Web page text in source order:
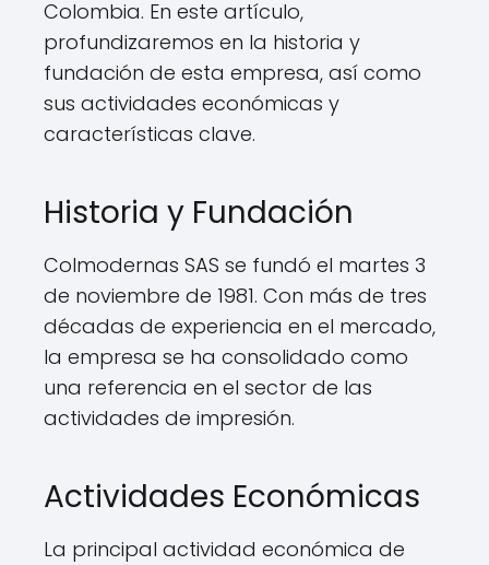
Colombia. En este artículo,
profundizaremos en la historia y
fundación de esta empresa, así como
sus actividades económicas y
características clave.
Historia y Fundación
Colmodernas SAS se fundó el martes 3
de noviembre de 1981. Con más de tres
décadas de experiencia en el mercado,
la empresa se ha consolidado como
una referencia en el sector de las
actividades de impresión.
Actividades Económicas
La principal actividad económica de